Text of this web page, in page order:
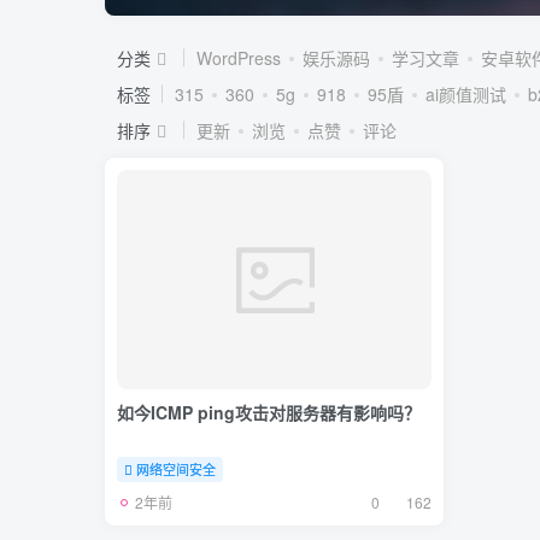
分类 WordPress 娱乐源码 学习文章
安卓软
标签
315 360 5g 918 95盾 ai颜值测试
排序
更新 浏览 点赞 评论
如今ICMP ping攻击对服务器有影响吗？
网络空间安全
2年前 0 162